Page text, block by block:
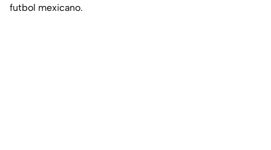
futbol mexicano.